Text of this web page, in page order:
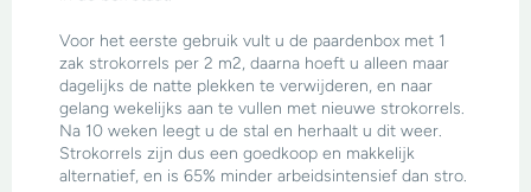
Voor het eerste gebruik vult u de paardenbox met 1
zak strokorrels per 2 m2, daarna hoeft u alleen maar
dagelijks de natte plekken te verwijderen, en naar
gelang wekelijks aan te vullen met nieuwe strokorrels.
Na 10 weken leegt u de stal en herhaalt u dit weer.
Strokorrels zijn dus een goedkoop en makkelijk
alternatief, en is 65% minder arbeidsintensief dan stro.